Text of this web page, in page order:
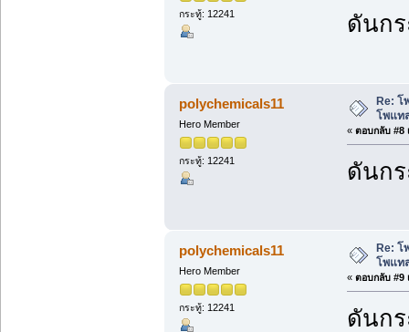
กระทู้: 12241 ดันก
polychemicals11
Hero Member
กระทู้: 12241
Re: โ
โพแท
« ตอบกลับ #8
ดันก
polychemicals11
Hero Member
กระทู้: 12241
Re: โ
โพแท
« ตอบกลับ #9
ดันก